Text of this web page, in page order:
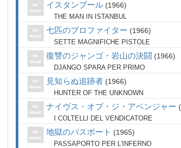
イスタンブール 1966
THE MAN IN ISTANBUL
七匹のプロファイター 1966
SETTE MAGNIFICHE PISTOLE
復讐のジャンゴ・岩山の決闘 1966
DJANGO SPARA PER PRIMO
見知らぬ追跡者 1966
HUNTER OF THE UNKNOWN
ナイヴス・オブ・ジ・アベンジャー
I COLTELLI DEL VENDICATORE
地獄のパスポート 1965
PASSAPORTO PER L'INFERNO